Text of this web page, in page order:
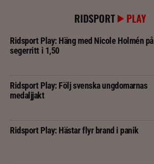
RIDSPORT PLAY
Ridsport Play: Häng med Nicole Holmén på
segerritt i 1,50
Ridsport Play: Följ svenska ungdomarnas
medaljjakt
Ridsport Play: Hästar flyr brand i panik